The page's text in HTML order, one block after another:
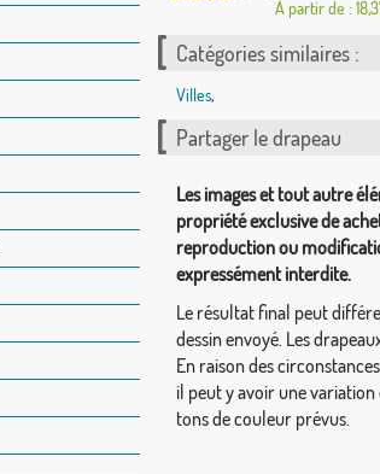
À partir de :
Catégories similaires :
Villes,
Partager le drapeau
Les images et tout autre
propriété exclusive de
reproduction ou
expressément interdite.
Le résultat final peut
dessin envoyé. Les
En raison des
il peut y avoir une
tons de couleur prévus.